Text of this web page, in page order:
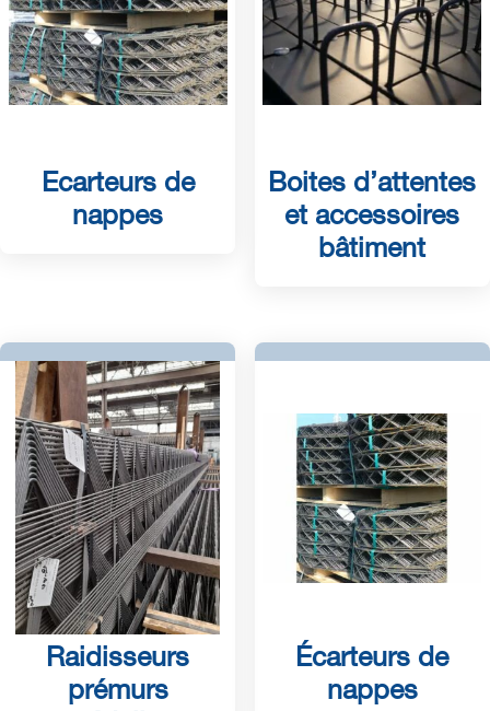
Ecarteurs de
nappes
Boites d’attentes
et accessoires
bâtiment
Raidisseurs
prémurs
Écarteurs de
nappes